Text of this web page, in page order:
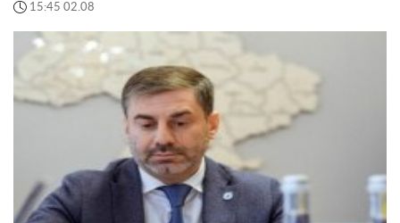
15:45 02.08